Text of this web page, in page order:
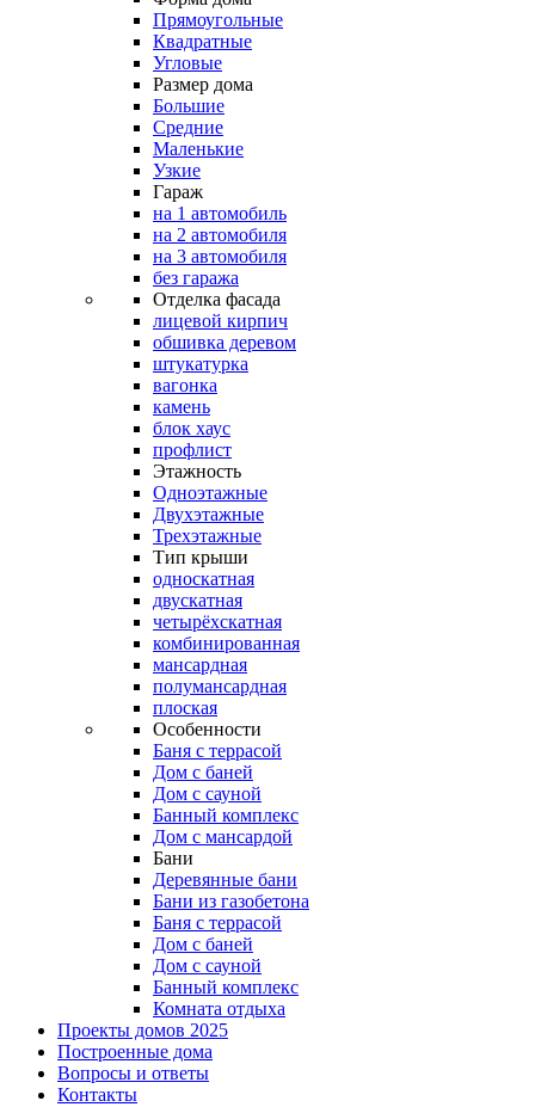
Прямоугольные
Квадратные
Угловые
Размер дома
Большие
Средние
Маленькие
Узкие
Гараж
на 1 автомобиль
на 2 автомобиля
на 3 автомобиля
без гаража
Отделка фасада
лицевой кирпич
обшивка деревом
штукатурка
вагонка
камень
блок хаус
профлист
Этажность
Одноэтажные
Двухэтажные
Трехэтажные
Тип крыши
односкатная
двускатная
четырёхскатная
комбинированная
мансардная
полумансардная
плоская
Особенности
Баня с террасой
Дом с баней
Дом с сауной
Банный комплекс
Дом с мансардой
Бани
Деревянные бани
Бани из газобетона
Баня с террасой
Дом с баней
Дом с сауной
Банный комплекс
Комната отдыха
Проекты домов 2025
Построенные дома
Вопросы и ответы
Контакты